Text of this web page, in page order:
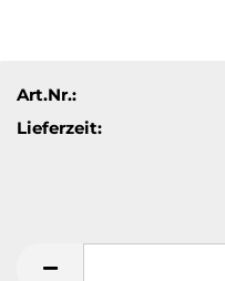
Art.Nr.:
Lieferzeit: